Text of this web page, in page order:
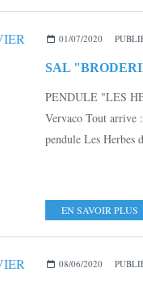
01/07/2020
PENDULE "LES
Vervaco Tout arrive
pendule Les Herbes
EN SAVOIR PLUS
08/06/2020